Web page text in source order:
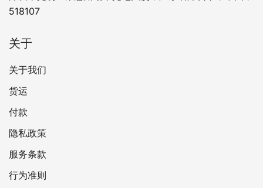
518107
关于
关于我们
货运
付款
隐私政策
服务条款
行为准则